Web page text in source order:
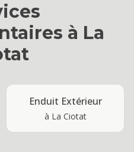
à La
Enduit Extérieur
à La Ciotat